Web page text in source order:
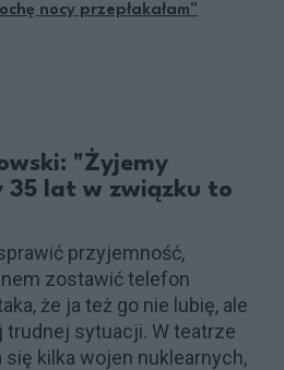
nocy przepłakałam"
"Żyjemy
35 lat w związku to
przyjemność,
zostawić telefon
że ja też go nie lubię, ale
sytuacji. W teatrze
się kilka wojen nuklearnych,